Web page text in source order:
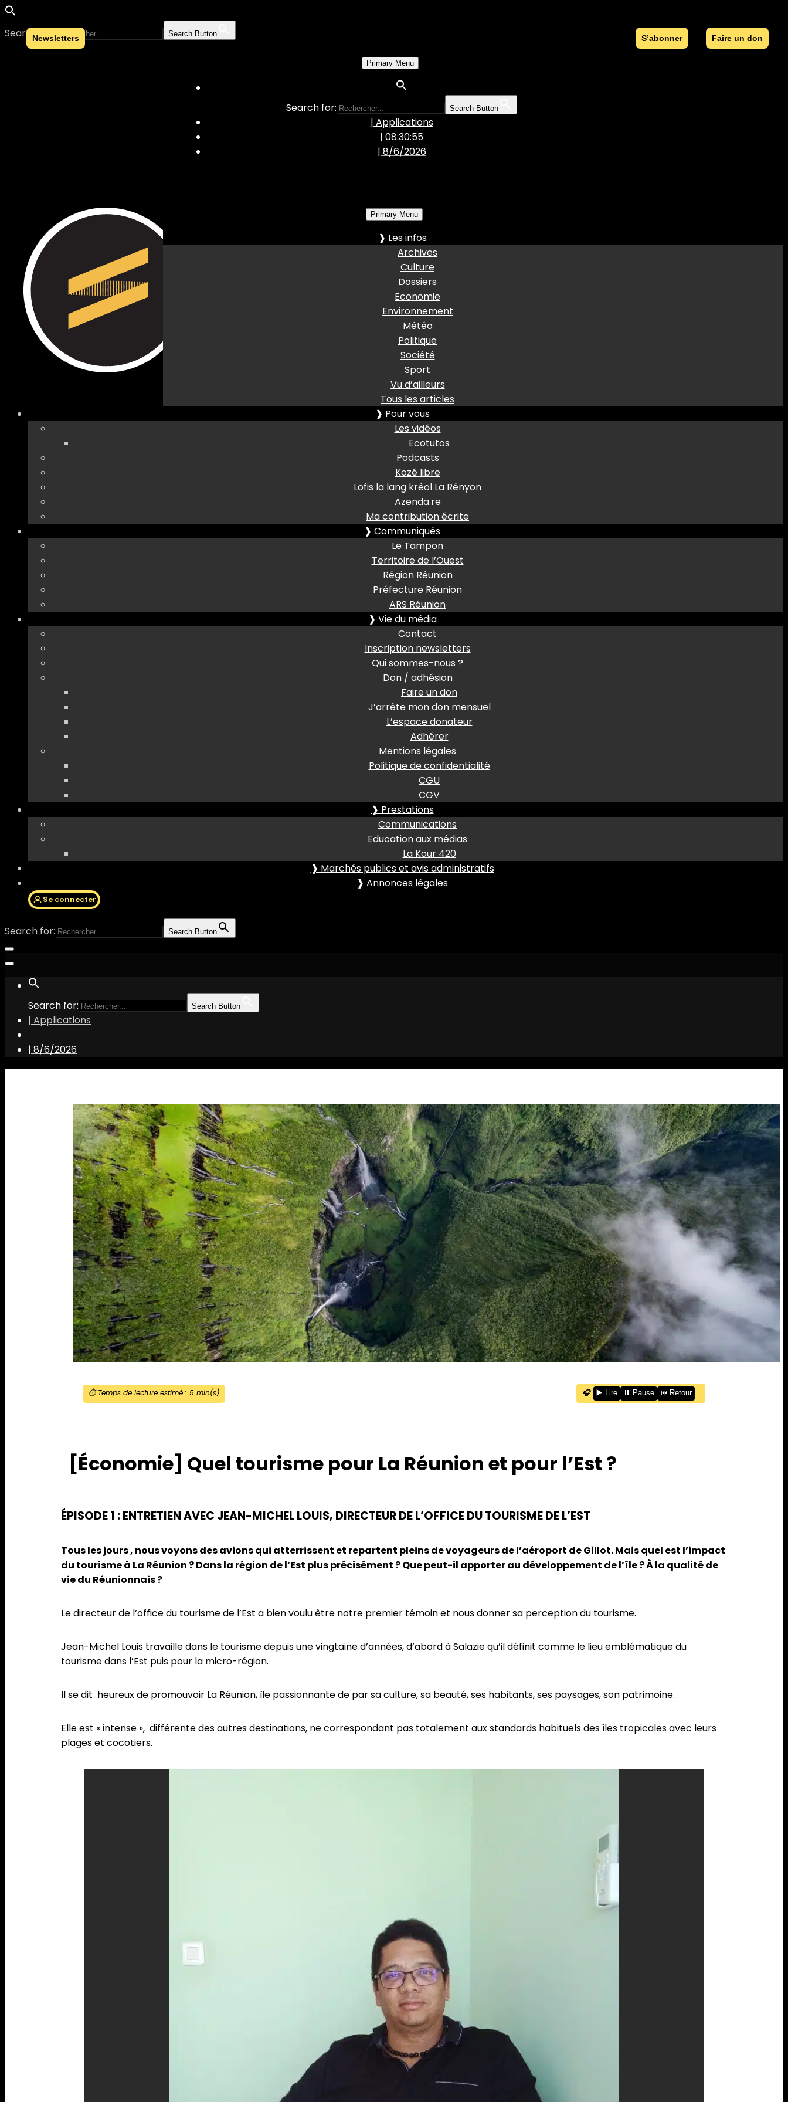
Search for: Search Button
Skip to content
Primary Menu
Search for: Search Button
| Applications
| 08:30:56
| 8/6/2026
Primary Menu
❱ Les infos
Archives
Culture
Dossiers
Economie
Environnement
Météo
Politique
Société
Sport
Vu d’ailleurs
Tous les articles
❱ Pour vous
Les vidéos
Ecotutos
Podcasts
Kozé libre
Lofis la lang kréol La Rényon
Azenda.re
Ma contribution écrite
❱ Communiqués
Le Tampon
Territoire de l’Ouest
Région Réunion
Préfecture Réunion
ARS Réunion
❱ Vie du média
Contact
Inscription newsletters
Qui sommes-nous ?
Don / adhésion
Faire un don
J’arrête mon don mensuel
L’espace donateur
Adhérer
Mentions légales
Politique de confidentialité
CGU
CGV
❱ Prestations
Communications
Education aux médias
La Kour 420
❱ Marchés publics et avis administratifs
❱ Annonces légales
Se connecter
Search for: Search Button
Search for: Search Button
| Applications
| 8/6/2026
⏱️ Temps de lecture estimé : 5min(s) 🎧 ▶️ Lire ⏸️ Pause ⏮️ Retour
[Économie] Quel tourisme pour La Réunion et pour l’Est ?
ÉPISODE 1 : ENTRETIEN AVEC JEAN-MICHEL LOUIS, DIRECTEUR DE L’OFFICE DU TOURISME DE L’EST
Tous les jours , nous voyons des avions qui atterrissent et repartent pleins de voyageurs de l’aéroport de Gillot. Mais quel est l’impact
du tourisme à La Réunion ? Dans la région de l’Est plus précisément ? Que peut-il apporter au développement de l’île ? À la qualité de
vie du Réunionnais ?
Le directeur de l’office du tourisme de l’Est a bien voulu être notre premier témoin et nous donner sa perception du tourisme.
Jean-Michel Louis travaille dans le tourisme depuis une vingtaine d’années, d’abord à Salazie qu’il définit comme le lieu emblématique du
tourisme dans l’Est puis pour la micro-région.
Il se dit heureux de promouvoir La Réunion, île passionnante de par sa culture, sa beauté, ses habitants, ses paysages, son patrimoine.
Elle est « intense », différente des autres destinations, ne correspondant pas totalement aux standards habituels des îles tropicales avec leurs
plages et cocotiers.
S’abonner Faire un don
Newsletters